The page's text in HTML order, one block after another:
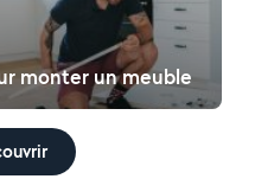
monter un meuble